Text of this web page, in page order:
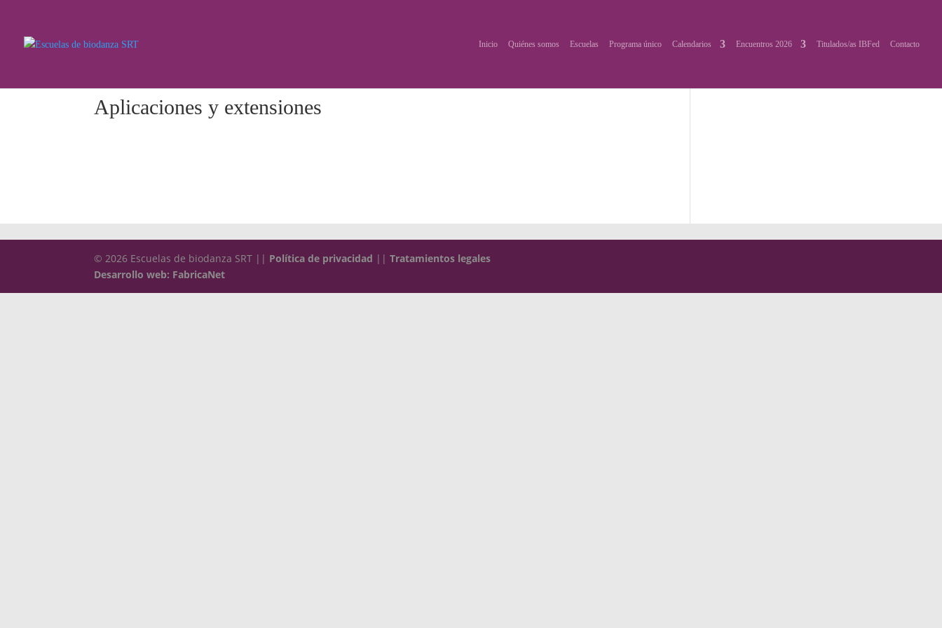
Inicio Quiénes somos Escuelas Programa único Calendarios Encuentros 2026 Titulados/as IBFed Contacto
Aplicaciones y extensiones
© 2026 Escuelas de biodanza SRT || Política de privacidad ||Tratamientos legales
Desarrollo web: FabricaNet